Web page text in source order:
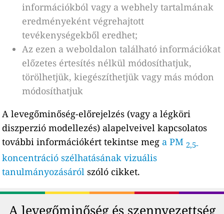
információkból vagy a webhely tartalmának
eredményeként végrehajtott
tevékenységekből eredhet;
Az ezen a weboldalon található információkat
előzetes értesítés nélkül módosíthatjuk,
törölhetjük, kiegészíthetjük vagy más módon
módosíthatjuk
A levegőminőség-előrejelzés (vagy a légköri
diszperzió modellezés) alapelveivel kapcsolatos
további információkért tekintse meg a PM 2,5-
koncentráció szélhatásának vizuális
tanulmányozásáról szóló cikket.
A levegőminőség és szennyezettség